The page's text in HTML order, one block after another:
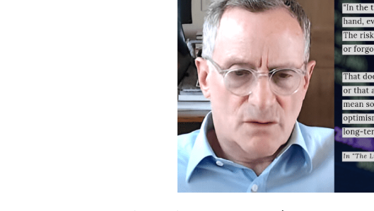
Tuy nhiên ở chiều ngược lại, vào giai đoạn
mọi thứ chỉ có thể trở nên tệ hại hơn từ đây.
chi phí cơ hộivàcác lợi nhuận reward/risk